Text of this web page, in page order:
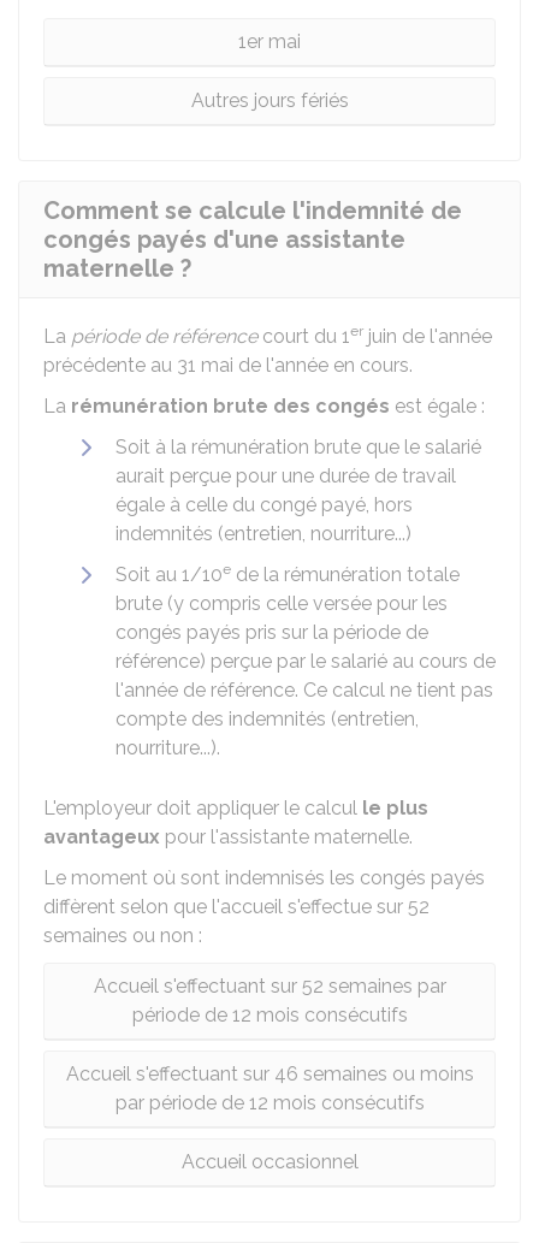
1er mai
Autres jours fériés
Comment se calcule l'indemnité de
congés payés d'une assistante
maternelle ?
La période de référencecourt du 1er juin de l'année
précédente au 31 mai de l'année en cours.
La rémunération brute des congés est égale :
Soit à la rémunération brute que le salarié
aurait perçue pour une durée de travail
égale à celle du congé payé, hors
indemnités (entretien, nourriture...)
Soit au 1/10e de la rémunération totale
brute (y compris celle versée pour les
congés payés pris sur la période de
référence) perçue par le salarié au cours de
l'année de référence. Ce calcul ne tient pas
compte des indemnités (entretien,
nourriture...).
L'employeur doit appliquer le calcul le plus
avantageux pour l'assistante maternelle.
Le moment où sont indemnisés les congés payés
diffèrent selon que l'accueil s'effectue sur 52
semaines ou non :
Accueil s'effectuant sur 52 semaines par
période de 12 mois consécutifs
Accueil s'effectuant sur 46 semaines ou moins
par période de 12 mois consécutifs
Accueil occasionnel